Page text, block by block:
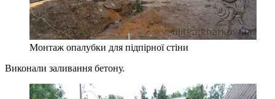
Монтаж опалубки для підпірної стіни
Виконали заливання бетону.